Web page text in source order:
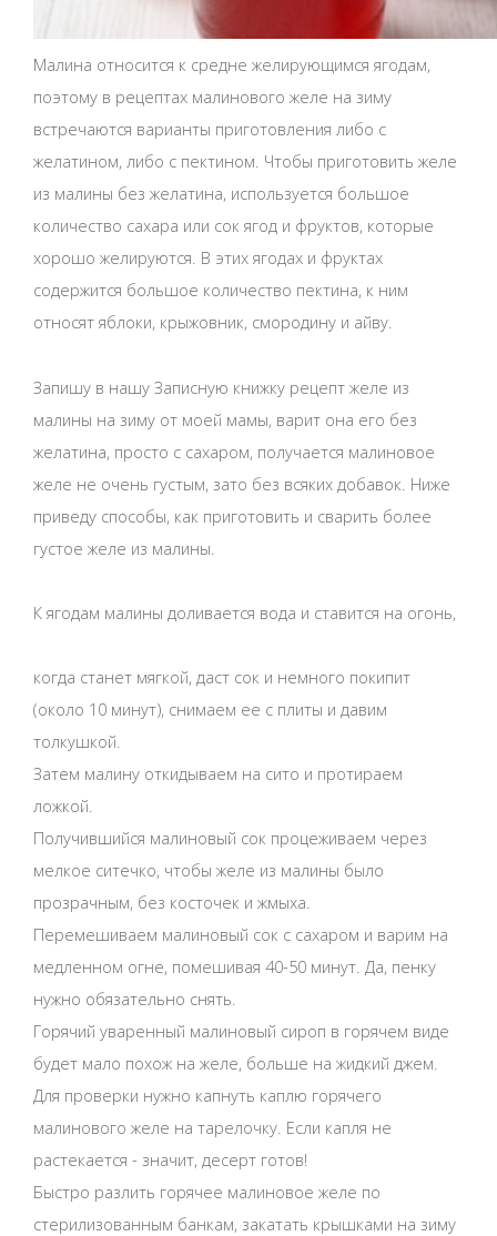
Малина относится к средне желирующимся ягодам,
поэтому в рецептах малинового желе на зиму
встречаются варианты приготовления либо с
желатином, либо с пектином. Чтобы приготовить желе
из малины без желатина, используется большое
количество сахара или сок ягод и фруктов, которые
хорошо желируются. В этих ягодах и фруктах
содержится большое количество пектина, к ним
относят яблоки, крыжовник, смородину и айву.
Запишу в нашу Записную книжку рецепт желе из
малины на зиму от моей мамы, варит она его без
желатина, просто с сахаром, получается малиновое
желе не очень густым, зато без всяких добавок. Ниже
приведу способы, как приготовить и сварить более
густое желе из малины.
К ягодам малины доливается вода и ставится на огонь,
когда станет мягкой, даст сок и немного покипит
(около 10 минут), снимаем ее с плиты и давим
толкушкой.
Затем малину откидываем на сито и протираем
ложкой.
Получившийся малиновый сок процеживаем через
мелкое ситечко, чтобы желе из малины было
прозрачным, без косточек и жмыха.
Перемешиваем малиновый сок с сахаром и варим на
медленном огне, помешивая 40-50 минут. Да, пенку
нужно обязательно снять.
Горячий уваренный малиновый сироп в горячем виде
будет мало похож на желе, больше на жидкий джем.
Для проверки нужно капнуть каплю горячего
малинового желе на тарелочку. Если капля не
растекается - значит, десерт готов!
Быстро разлить горячее малиновое желе по
стерилизованным банкам, закатать крышками на зиму